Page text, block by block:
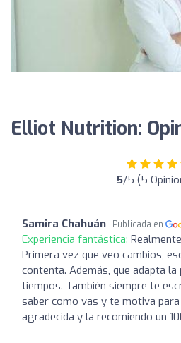
Elliot Nutrition:
5/5 (5
Samira Chahuán Publicada en
Experiencia fantástica:
Primera vez que veo cambios,
contenta. Además, que adapta
tiempos. También siempre te
saber como vas y te motiva
agradecida y la recomiendo un